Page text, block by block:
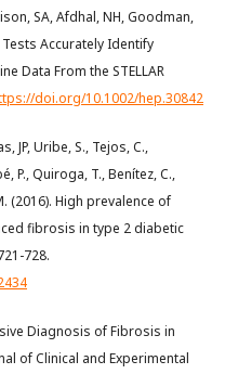
SA, Afdhal, NH, Goodman,
Accurately Identify
Data From the STELLAR
doi.org/10.1002/hep.30842
JP, Uribe, S., Tejos, C.,
P., Quiroga, T., Benítez, C.,
(2016). High prevalence of
fibrosis in type 2 diabetic
728.
Diagnosis of Fibrosis in
of Clinical and Experimental